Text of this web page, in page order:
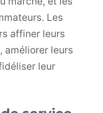
Les
affiner leurs
améliorer leurs
leur